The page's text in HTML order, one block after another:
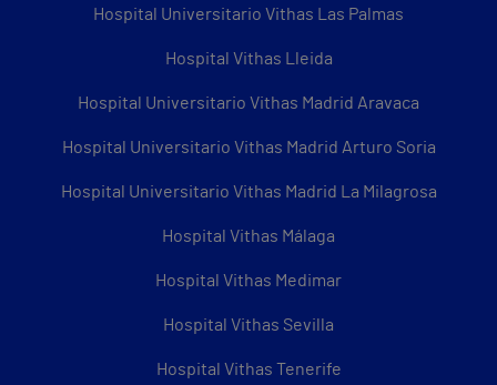
Hospital Universitario Vithas Las Palmas
Hospital Vithas Lleida
Hospital Universitario Vithas Madrid Aravaca
Hospital Universitario Vithas Madrid Arturo Soria
Hospital Universitario Vithas Madrid La Milagrosa
Hospital Vithas Málaga
Hospital Vithas Medimar
Hospital Vithas Sevilla
Hospital Vithas Tenerife